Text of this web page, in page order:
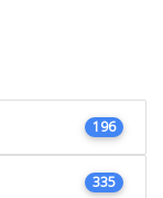
196
335